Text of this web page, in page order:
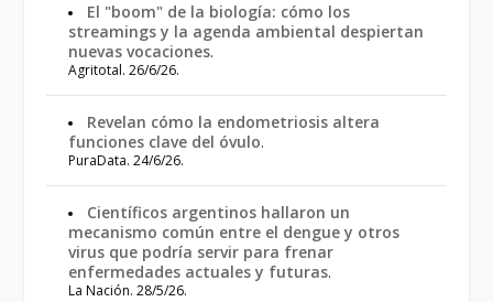
El "boom" de la biología: cómo los
streamings y la agenda ambiental despiertan
nuevas vocaciones.
Agritotal. 26/6/26.
Revelan cómo la endometriosis altera
funciones clave del óvulo.
PuraData. 24/6/26.
Científicos argentinos hallaron un
mecanismo común entre el dengue y otros
virus que podría servir para frenar
enfermedades actuales y futuras.
La Nación. 28/5/26.